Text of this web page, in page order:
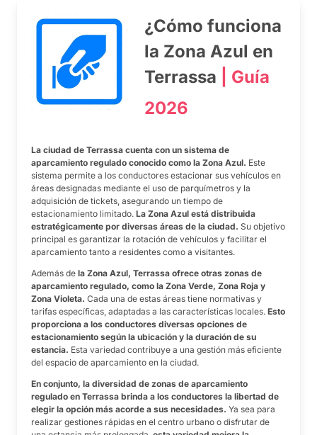
¿Cómo funciona
la Zona Azul en
Terrassa
| Guía
2026
La ciudad de Terrassa cuenta con un sistema de
aparcamiento regulado conocido como la Zona Azul. Este
sistema permite a los conductores estacionar sus vehículos en
áreas designadas mediante el uso de parquímetros y la
adquisición de tickets, asegurando un tiempo de
estacionamiento limitado. La Zona Azul está distribuida
estratégicamente por diversas áreas de la ciudad. Su objetivo
principal es garantizar la rotación de vehículos y facilitar el
aparcamiento tanto a residentes como a visitantes.
Además de la Zona Azul, Terrassa ofrece otras zonas de
aparcamiento regulado, como la Zona Verde, Zona Roja y
Zona Violeta. Cada una de estas áreas tiene normativas y
tarifas específicas, adaptadas a las características locales. Esto
proporciona a los conductores diversas opciones de
estacionamiento según la ubicación y la duración de su
estancia. Esta variedad contribuye a una gestión más eficiente
del espacio de aparcamiento en la ciudad.
En conjunto, la diversidad de zonas de aparcamiento
regulado en Terrassa brinda a los conductores la libertad de
elegir la opción más acorde a sus necesidades. Ya sea para
realizar gestiones rápidas en el centro urbano o disfrutar de